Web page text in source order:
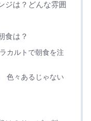
ジは？どんな雰囲
食は？
カルトで朝食を注
色々あるじゃない